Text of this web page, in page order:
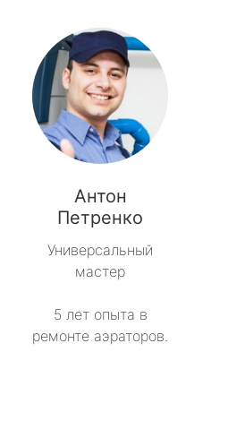
Антон
Петренко
Универсальный
мастер
5 лет опыта в
ремонте аэраторов.